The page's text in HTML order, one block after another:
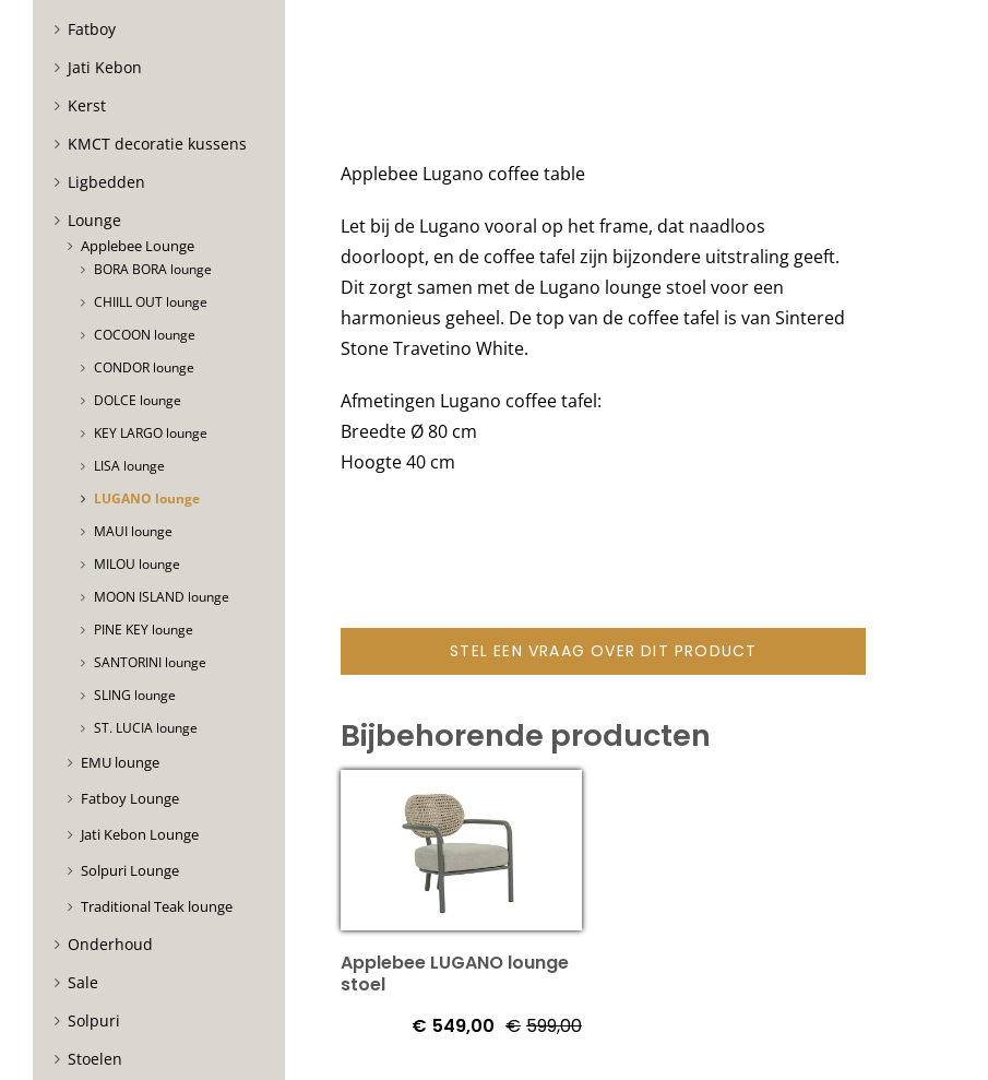
Applebee Lugano coffee table
Let bij de Lugano vooral op het frame, dat naadloos
doorloopt, en de coffee tafel zijn bijzondere uitstraling geeft.
Dit zorgt samen met de Lugano lounge stoel voor een
harmonieus geheel. De top van de coffee tafel is van Sintered
Stone Travetino White.
Afmetingen Lugano coffee tafel:
Breedte Ø 80 cm
Hoogte 40 cm
STEL EEN VRAAG OVER DIT PRODUCT
Bijbehorende producten
Applebee LUGANO lounge
stoel
€ 599,00Oorspronkelijke
€ 549,00
Huidige
Fatboy
Jati Kebon
Kerst
KMCT decoratie kussens
Ligbedden
Lounge
Applebee Lounge
BORA BORA lounge
CHIILL OUT lounge
COCOON lounge
CONDOR lounge
DOLCE lounge
KEY LARGO lounge
LISA lounge
LUGANO lounge
MAUI lounge
MILOU lounge
MOON ISLAND lounge
PINE KEY lounge
SANTORINI lounge
SLING lounge
ST. LUCIA lounge
EMU lounge
Fatboy Lounge
Jati Kebon Lounge
Solpuri Lounge
Traditional Teak lounge
Onderhoud
Sale
Solpuri
Stoelen